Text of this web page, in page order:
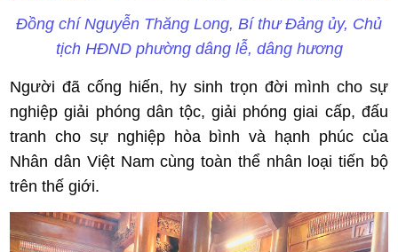
Đồng chí Nguyễn Thăng Long, Bí thư Đảng ủy, Chủ
tịch HĐND phường dâng lễ, dâng hương
Người đã cống hiến, hy sinh trọn đời mình cho sự
nghiệp giải phóng dân tộc, giải phóng giai cấp, đấu
tranh cho sự nghiệp hòa bình và hạnh phúc của
Nhân dân Việt Nam cùng toàn thể nhân loại tiến bộ
trên thế giới.